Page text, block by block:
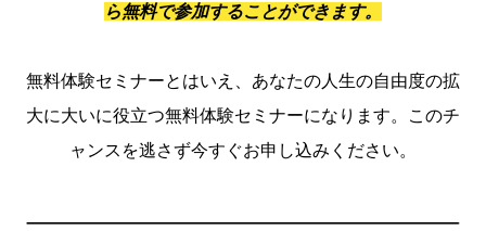
ら無料で参加することができます。
無料体験セミナーとはいえ、あなたの人生の自由度の拡
大に大いに役立つ無料体験セミナーになります。このチ
ャンスを逃さず今すぐお申し込みください。